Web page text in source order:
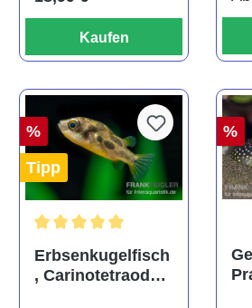
Kaufen
%
Tipp
Durchschnittliche Bewertung von
Erbsenkugelfisch
, Carinotetraodon
%